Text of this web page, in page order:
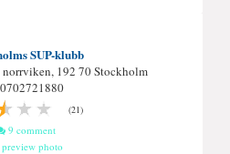
SUP-klubb
192 70 Stockholm
(21)
9 comment
preview photo